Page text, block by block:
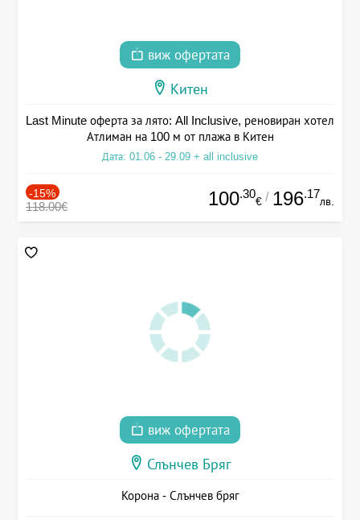
виж офертата
Китен
Last Minute оферта за лято: All Inclusive, реновиран хотел
Атлиман на 100 м от плажа в Китен
Дата: 01.06 - 29.09 + all inclusive
-15%
118.00€ 100.30
€ / 196.17
лв.
виж офертата
Слънчев Бряг
Корона - Слънчев бряг